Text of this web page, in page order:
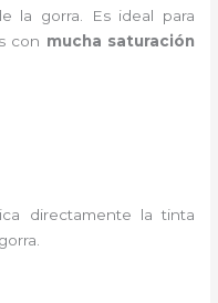
la gorra. Es ideal para
con mucha saturación
directamente la tinta